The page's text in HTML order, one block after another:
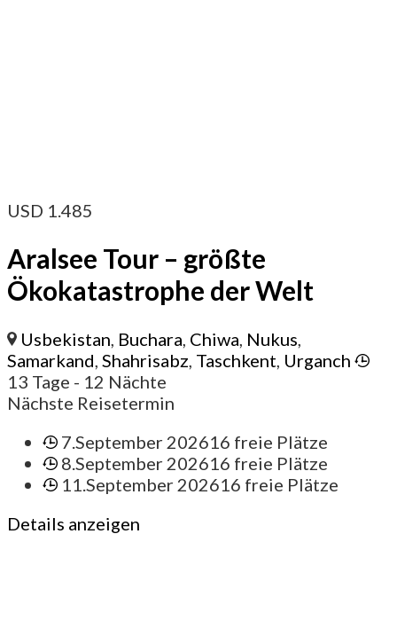
USD 1.485
Aralsee Tour – größte
Ökokatastrophe der Welt
Usbekistan, Buchara, Chiwa, Nukus,
Samarkand, Shahrisabz, Taschkent, Urganch
13 Tage - 12 Nächte
Nächste Reisetermin
7.September 202616 freie Plätze
8.September 202616 freie Plätze
11.September 202616 freie Plätze
Details anzeigen